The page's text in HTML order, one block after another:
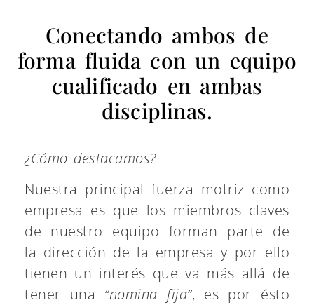
Conectando ambos de
forma fluida con un equipo
cualificado en ambas
disciplinas.
¿Cómo destacamos?
Nuestra principal fuerza motriz como
empresa es que los miembros claves
de nuestro equipo forman parte de
la dirección de la empresa y por ello
tienen un interés que va más allá de
tener una “nomina fija”, es por ésto